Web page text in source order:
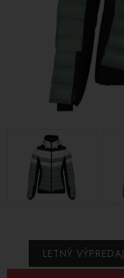
LETNÝ VÝPREDAJ